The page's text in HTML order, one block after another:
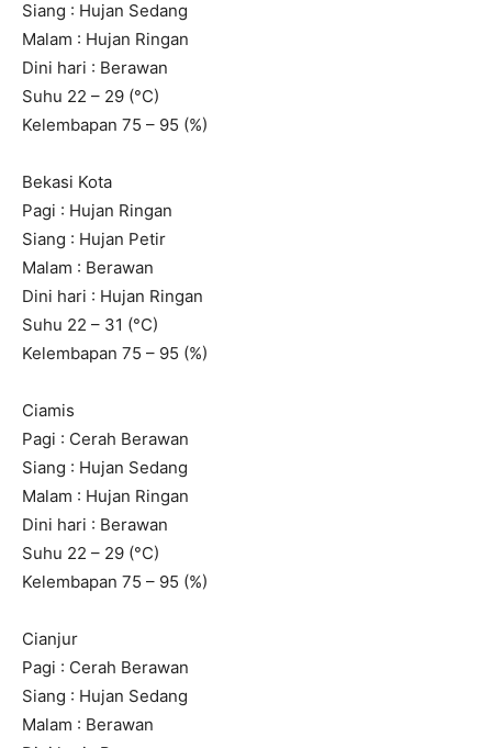
Siang : Hujan Sedang
Malam : Hujan Ringan
Dini hari : Berawan
Suhu 22 – 29 (°C)
Kelembapan 75 – 95 (%)
Bekasi Kota
Pagi : Hujan Ringan
Siang : Hujan Petir
Malam : Berawan
Dini hari : Hujan Ringan
Suhu 22 – 31 (°C)
Kelembapan 75 – 95 (%)
Ciamis
Pagi : Cerah Berawan
Siang : Hujan Sedang
Malam : Hujan Ringan
Dini hari : Berawan
Suhu 22 – 29 (°C)
Kelembapan 75 – 95 (%)
Cianjur
Pagi : Cerah Berawan
Siang : Hujan Sedang
Malam : Berawan